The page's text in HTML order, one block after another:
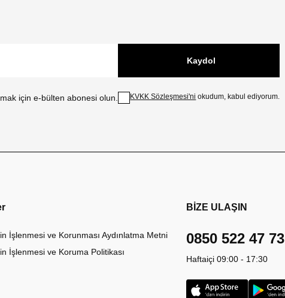
için e-bülten abonesi olun.
Kaydol
KVKK Sözleşmesi'ni okudum, kabul ediyorum.
İşlenmesi ve Korunması Aydınlatma Metni
İşlenmesi ve Koruma Politikası
BİZE ULAŞIN
0850 522 47 73
Haftaiçi 09:00 - 17:30